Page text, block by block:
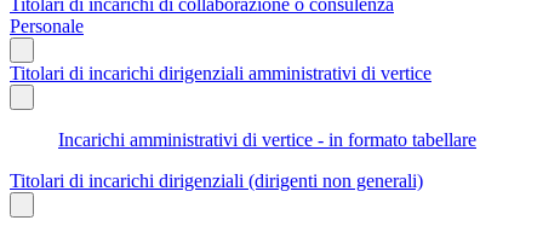
Personale
Titolari di incarichi dirigenziali amministrativi di vertice
Incarichi amministrativi di vertice - in formato tabellare
Titolari di incarichi dirigenziali (dirigenti non generali)